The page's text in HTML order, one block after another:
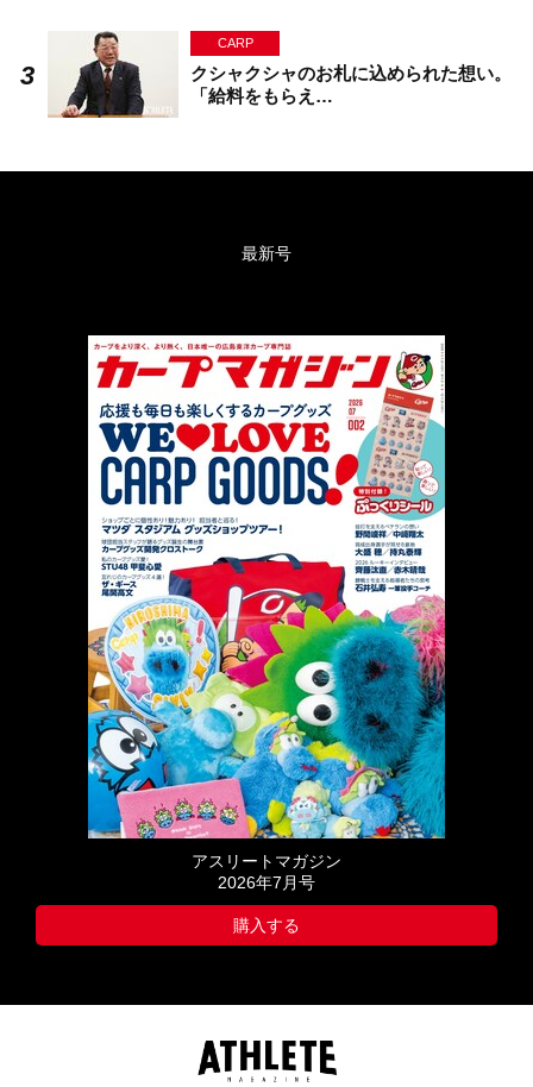
CARP
クシャクシャのお札に込められた想い。
「給料をもらえ…
最新号
アスリートマガジン
2026年7月号
購入する